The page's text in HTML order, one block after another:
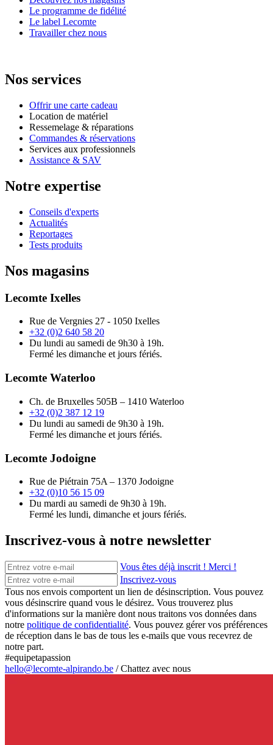
Le programme de fidélité
Le label Lecomte
Travailler chez nous
Nos services
Offrir une carte cadeau
Location de matériel
Ressemelage & réparations
Commandes & réservations
Services aux professionnels
Assistance & SAV
Notre expertise
Conseils d'experts
Actualités
Reportages
Tests produits
Nos magasins
Lecomte Ixelles
Rue de Vergnies 27 - 1050 Ixelles
+32 (0)2 640 58 20
Du lundi au samedi de 9h30 à 19h.
Fermé les dimanche et jours fériés.
Lecomte Waterloo
Ch. de Bruxelles 505B – 1410 Waterloo
+32 (0)2 387 12 19
Du lundi au samedi de 9h30 à 19h.
Fermé les dimanche et jours fériés.
Lecomte Jodoigne
Rue de Piétrain 75A – 1370 Jodoigne
+32 (0)10 56 15 09
Du mardi au samedi de 9h30 à 19h.
Fermé les lundi, dimanche et jours fériés.
Inscrivez-vous à notre newsletter
Vous êtes déjà inscrit ! Merci !
Inscrivez-vous
Tous nos envois comportent un lien de désinscription. Vous pouvez
vous désinscrire quand vous le désirez. Vous trouverez plus
d'informations sur la manière dont nous traitons vos données dans
notre politique de confidentialité. Vous pouvez gérer vos préférences
de réception dans le bas de tous les e-mails que vous recevrez de
notre part.
#equipetapassion
hello@lecomte-alpirando.be /Chattez avec nous